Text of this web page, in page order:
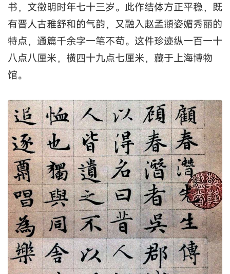
书，文徵明时年七十三岁。此作结体方正平稳，既
有晋人古雅舒和的气韵，又融入赵孟頫姿媚秀丽的
特点，通篇千余字一笔不苟。这件珍迹纵一百一十
八点八厘米，横四十九点七厘米，藏于上海博物
馆。